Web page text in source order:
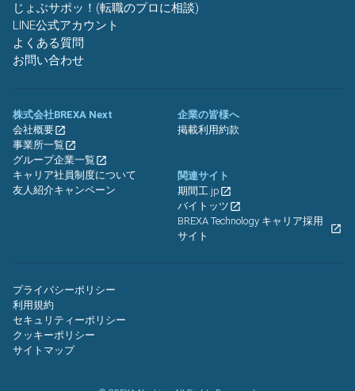
じょぶサポッ！(転職のプロに相談)
LINE公式アカウント
よくある質問
お問い合わせ
株式会社BREXA Next
会社概要
事業所一覧
グループ企業一覧
キャリア社員制度について
友人紹介キャンペーン
企業の皆様へ
掲載利用約款
関連サイト
期間工.jp
バイトッツ
BREXA Technology キャリア採用
サイト
プライバシーポリシー
利用規約
セキュリティーポリシー
クッキーポリシー
サイトマップ